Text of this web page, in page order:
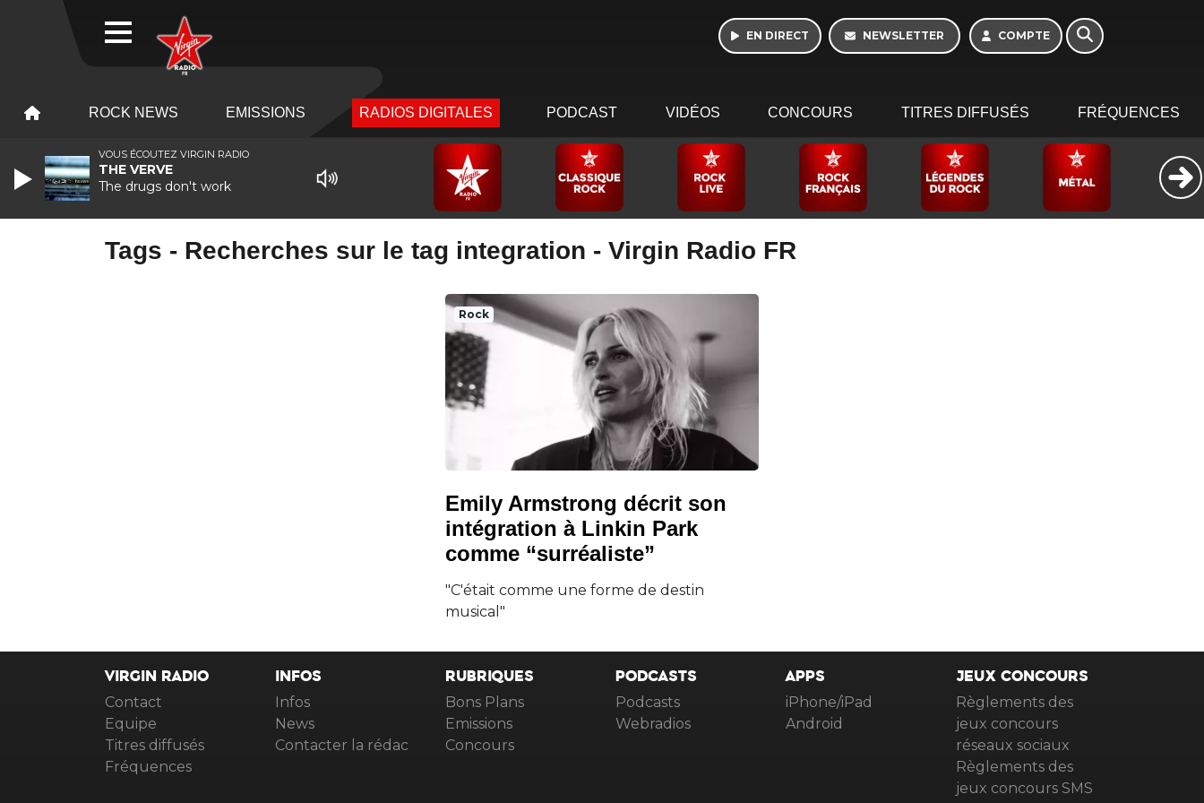
EN DIRECT NEWSLETTER COMPTE
ROCK NEWS EMISSIONS RADIOS DIGITALES PODCAST VIDÉOS CONCOURS TITRES DIFFUSÉS FRÉQUENCES
Tags - Recherches sur le tag integration - Virgin Radio FR
Rock
Emily Armstrong décrit son
intégration à Linkin Park
comme “surréaliste”
"C'était comme une forme de destin
musical"
VIRGIN RADIO
Contact
Equipe
Titres diffusés
Fréquences
INFOS
Infos
News
Contacter la rédac
RUBRIQUES
Bons Plans
Emissions
Concours
PODCASTS
Podcasts
Webradios
APPS
iPhone/iPad
Android
JEUX CONCOURS
Règlements des
jeux concours
réseaux sociaux
Règlements des
jeux concours SMS
VOUS ÉCOUTEZ VIRGIN RADIO
THE VERVE
The drugs don't work
WEBRADIO
Week-end de 16h à
20h